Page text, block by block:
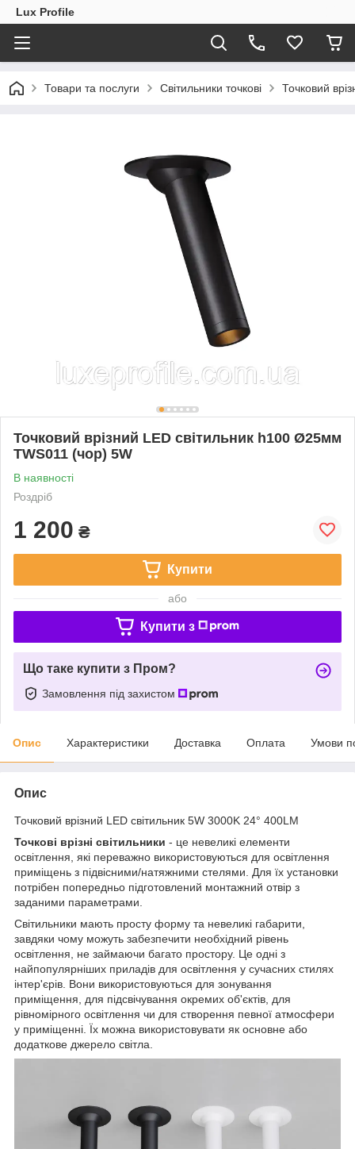
Lux Profile
Товари та послуги Світильники точкові Точковий
Точковий врізний LED світильник h100 Ø25мм
TWS011 (чор) 5W
В наявності
Роздріб
1 200 ₴
Купити
або
Купити з
Що таке купити з Пром?
Замовлення під захистом
Опис Характеристики Доставка Оплата Умови
Опис
Точковий врізний LED світильник 5W 3000K 24° 400LM
Точкові врізні світильники - це невеликі елементи
освітлення, які переважно використовуються для освітлення
приміщень з підвісними/натяжними стелями. Для їх установки
потрібен попередньо підготовлений монтажний отвір з
заданими параметрами.
Світильники мають просту форму та невеликі габарити,
завдяки чому можуть забезпечити необхідний рівень
освітлення, не займаючи багато простору. Це одні з
найпопулярніших приладів для освітлення у сучасних стилях
інтер'єрів. Вони використовуються для зонування
приміщення, для підсвічування окремих об'єктів, для
рівномірного освітлення чи для створення певної атмосфери
у приміщенні. Їх можна використовувати як основне або
додаткове джерело світла.